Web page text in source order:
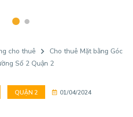
cho thuê
Cho thuê Mặt bằng Góc
Số 2 Quận 2
QUẬN 2
01/04/2024